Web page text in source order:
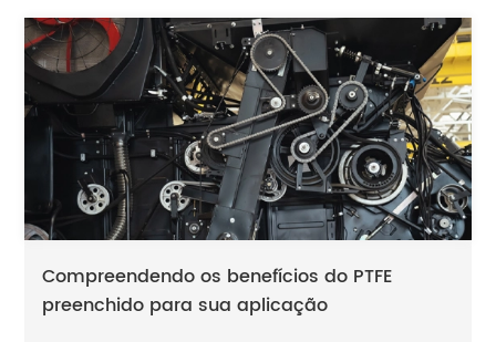
Compreendendo os benefícios do PTFE
preenchido para sua aplicação